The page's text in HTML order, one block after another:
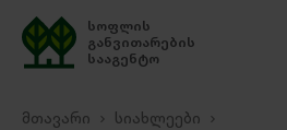
სოფლის
განვითარების
სააგენტო
მთავარი
სიახლეები